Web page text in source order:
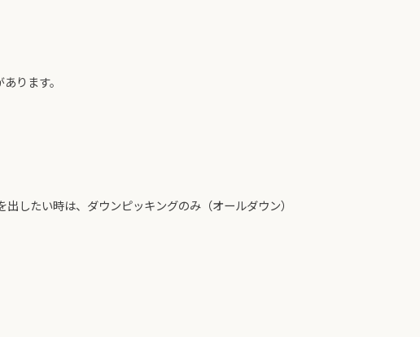
ります。
したい時は、ダウンピッキングのみ（オールダウン）